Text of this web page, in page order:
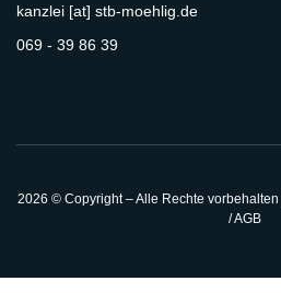
kanzlei [at] stb-moehlig.de
069 - 39 86 39
2026 © Copyright – Alle Rechte vorbehalten
/ AGB